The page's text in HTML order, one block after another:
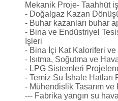
Mekanik Proje- Taahhüt
- Doğalgaz Kazan
- Buhar kazanları buhar
- Bina ve Endüstriyel
İşleri
- Bina İçi Kat Kaloriferi ve
- Isıtma, Soğutma ve
- LPG Sistemleri
- Temiz Su İshale Hatları
- Mühendislik Tasarım ve
--- Fabrika yangın su